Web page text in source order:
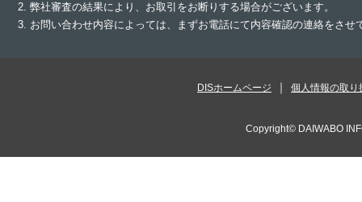
2. 弊社審査の結果により、お取引をお断りする場合がございます。
3. お問い合わせ内容によっては、まずお電話にて内容確認の連絡をさ
DISホームページ 個人情報の取り
Copyright© DAIWABO